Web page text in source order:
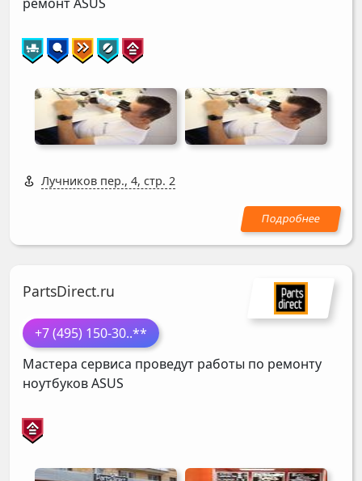
Лучников пер., 4, стр. 2
PartsDirect.ru
+7 (495) 150-30..**
Мастера сервиса проведут работы по ремонту
ноутбуковASUS